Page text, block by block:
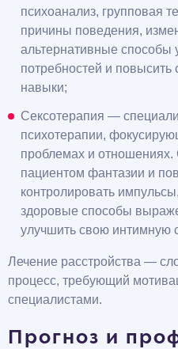
психоанализ, групповая
причины поведения,
альтернативные способы
потребностей и
навыки;
Сексотерапия —
психотерапии,
проблемах и отношениях.
пациентом фантазии и
контролировать
здоровые способы
улучшить свою интимную
Лечение расстройства —
процесс, требующий
специалистами.
Прогноз и